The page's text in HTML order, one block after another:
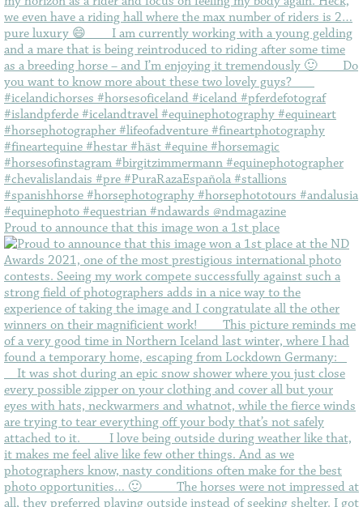
Proud to announce that this image won a 1st place